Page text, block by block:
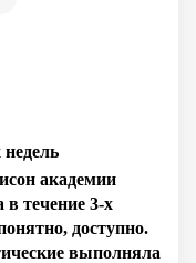
академии
течение 3-х
доступно.
выполняла